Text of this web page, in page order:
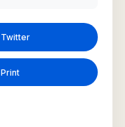
Twitter
Print